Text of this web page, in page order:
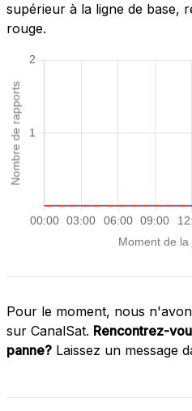
supérieur à la ligne de base,
rouge.
Pour le moment, nous
sur CanalSat. Rencontrez-
panne? Laissez un message